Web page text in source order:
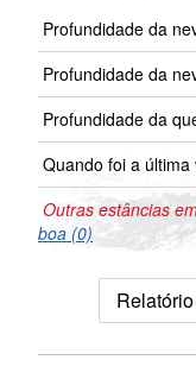
Profundidade da
Profundidade da
Profundidade da
Quando foi a
Outras estâncias
boa (0)